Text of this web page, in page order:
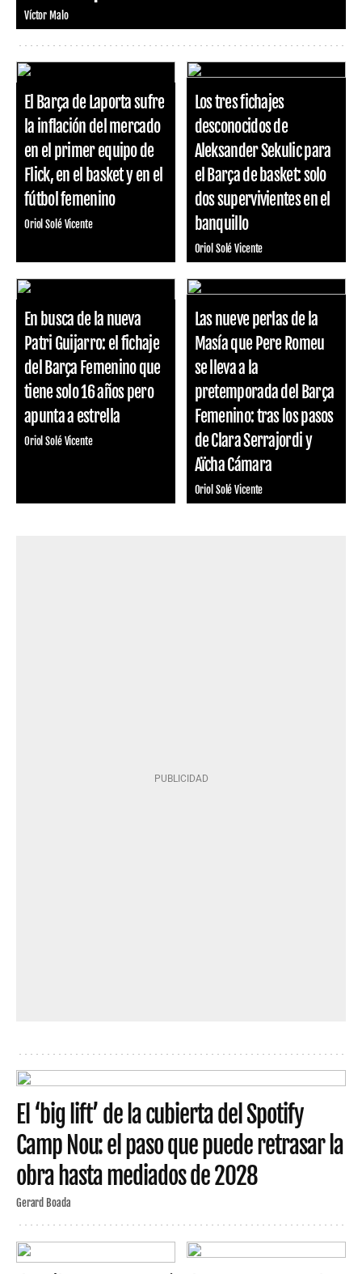
Víctor Malo
El Barça de Laporta sufre
la inflación del mercado
en el primer equipo de
Flick, en el basket y en el
fútbol femenino
Oriol Solé Vicente
Los tres fichajes
desconocidos de
Aleksander Sekulic para
el Barça de basket: solo
dos supervivientes en el
banquillo
Oriol Solé Vicente
En busca de la nueva
Patri Guijarro: el fichaje
del Barça Femenino que
tiene solo 16 años pero
apunta a estrella
Oriol Solé Vicente
Las nueve perlas de la
Masía que Pere Romeu
se lleva a la
pretemporada del Barça
Femenino: tras los pasos
de Clara Serrajordi y
Aïcha Cámara
Oriol Solé Vicente
El ‘big lift’ de la cubierta del Spotify
Camp Nou: el paso que puede retrasar la
obra hasta mediados de 2028
Gerard Boada